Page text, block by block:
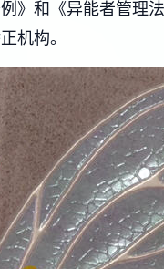
》和《异能者管理
机构。